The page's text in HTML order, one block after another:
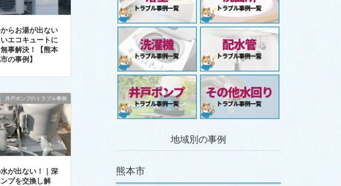
らお湯が出ない
いエコキュートに
事解決！【熊本
の事例】
井戸ポンプのトラブル事例
が出ない！｜深
プを交換し解
地域別の事例
熊本市